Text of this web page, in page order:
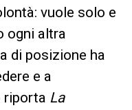
vuole solo e
ogni altra
di posizione ha
e a
riporta La